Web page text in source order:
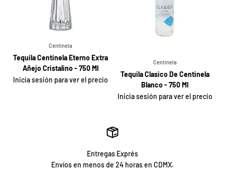
Centinela
Tequila Centinela Eterno Extra
Añejo Cristalino - 750 Ml
Inicia sesión para ver el precio
Centinela
Tequila Clasico De Centinela
Blanco - 750 Ml
Inicia sesión para ver el precio
Entregas Exprés
Envíos en menos de 24 horas en CDMX.